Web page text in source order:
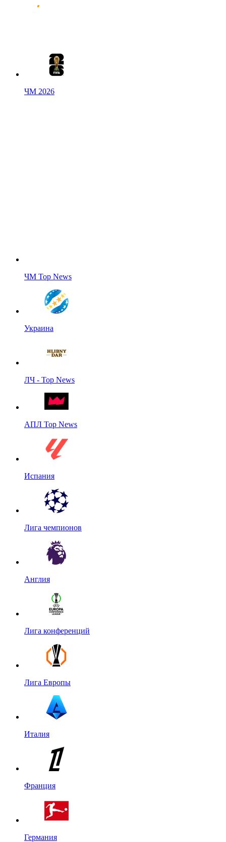
ЧМ 2026
ЧМ Top News
Украина
ЛЧ - Top News
АПЛ Top News
Испания
Лига чемпионов
Англия
Лига конференций
Лига Европы
Италия
Франция
Германия